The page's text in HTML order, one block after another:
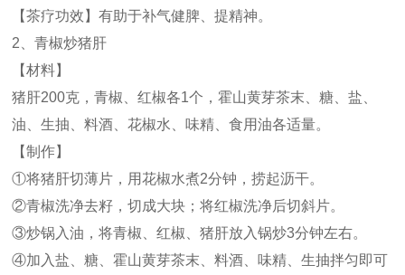
【茶疗功效】有助于补气健脾、提精神。
2、青椒炒猪肝
【材料】
猪肝200克，青椒、红椒各1个，霍山黄芽茶末、糖、盐、
油、生抽、料酒、花椒水、味精、食用油各适量。
【制作】
①将猪肝切薄片，用花椒水煮2分钟，捞起沥干。
②青椒洗净去籽，切成大块；将红椒洗净后切斜片。
③炒锅入油，将青椒、红椒、猪肝放入锅炒3分钟左右。
④加入盐、糖、霍山黄芽茶末、料酒、味精、生抽拌匀即可